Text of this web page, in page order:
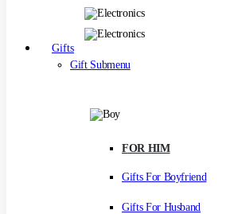
Gifts
Gift Submenu
FOR HIM
Gifts For Boyfriend
Gifts For Husband